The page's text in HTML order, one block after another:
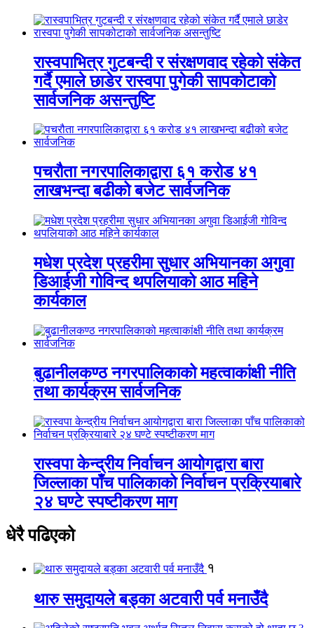
रास्वपाभित्र गुटबन्दी र संरक्षणवाद रहेको संकेत
गर्दै एमाले छाडेर रास्वपा पुगेकी सापकोटाको
सार्वजनिक असन्तुष्टि
पचरौता नगरपालिकाद्वारा ६१ करोड ४१
लाखभन्दा बढीको बजेट सार्वजनिक
मधेश प्रदेश प्रहरीमा सुधार अभियानका अगुवा
डिआईजी गोविन्द थपलियाको आठ महिने
कार्यकाल
बुढानीलकण्ठ नगरपालिकाको महत्वाकांक्षी नीति
तथा कार्यक्रम सार्वजनिक
रास्वपा केन्द्रीय निर्वाचन आयोगद्वारा बारा
जिल्लाका पाँच पालिकाको निर्वाचन प्रक्रियाबारे
२४ घण्टे स्पष्टीकरण माग
धेरै पढिएको
१
थारु समुदायले बड्का अटवारी पर्व मनाउँदै